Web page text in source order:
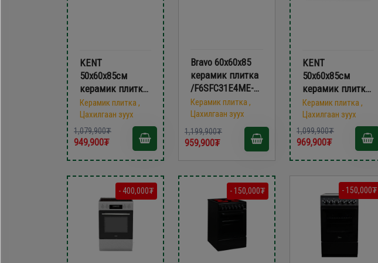
KENT
50х60x85см
керамик плитка
VG5055XXVW
Керамик плитка ,
Цахилгаан зуух
1,079,900₮
949,900₮
Bravo 60х60х85
керамик плитка
/F6SFC31E4ME-
CS/
Керамик плитка ,
Цахилгаан зуух
1,199,900₮
959,900₮
KENT
50х60x85см
керамик плитка
VG5055XXVG
Керамик плитка ,
Цахилгаан зуух
1,099,900₮
969,900₮
- 400,000₮ - 150,000₮ - 150,000₮